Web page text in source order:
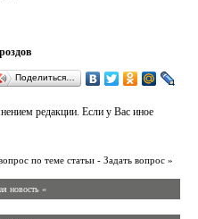
Поделиться…
редакции. Если у Вас иное
по теме статьи - Задать вопрос »
новость «